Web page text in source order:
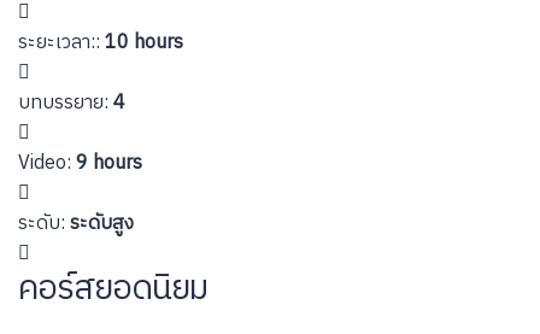
ระยะเวลา::10 hours
บทบรรยาย:4
Video:9 hours
ระดับ:ระดับสูง
คอร์สยอดนิยม